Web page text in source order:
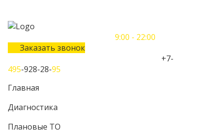
9:00 - 22:00
Заказать звонок
+7-
495-928-28-95
Главная
Диагностика
Плановые ТО